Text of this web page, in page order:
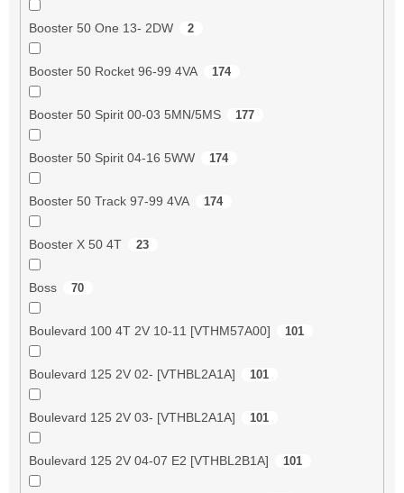
Booster 50 One 13- 2DW 2
Booster 50 Rocket 96-99 4VA 174
Booster 50 Spirit 00-03 5MN/5MS 177
Booster 50 Spirit 04-16 5WW 174
Booster 50 Track 97-99 4VA 174
Booster X 50 4T 23
Boss 70
Boulevard 100 4T 2V 10-11 [VTHM57A00] 101
Boulevard 125 2V 02- [VTHBL2A1A] 101
Boulevard 125 2V 03- [VTHBL2A1A] 101
Boulevard 125 2V 04-07 E2 [VTHBL2B1A] 101